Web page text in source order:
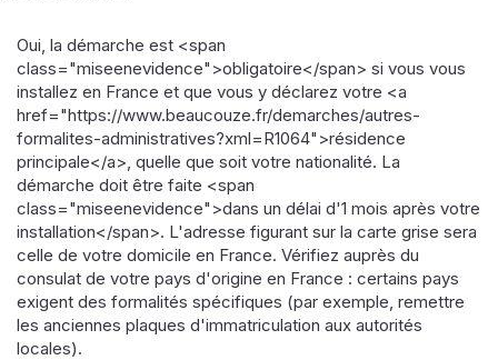
Oui, la démarche est <span
class="miseenevidence">obligatoire</span> si vous vous
installez en France et que vous y déclarez votre <a
href="https://www.beaucouze.fr/demarches/autres-
formalites-administratives?xml=R1064">résidence
principale</a>, quelle que soit votre nationalité. La
démarche doit être faite <span
class="miseenevidence">dans un délai d'1 mois après votre
installation</span>. L'adresse figurant sur la carte grise sera
celle de votre domicile en France. Vérifiez auprès du
consulat de votre pays d'origine en France : certains pays
exigent des formalités spécifiques (par exemple, remettre
les anciennes plaques d'immatriculation aux autorités
locales).